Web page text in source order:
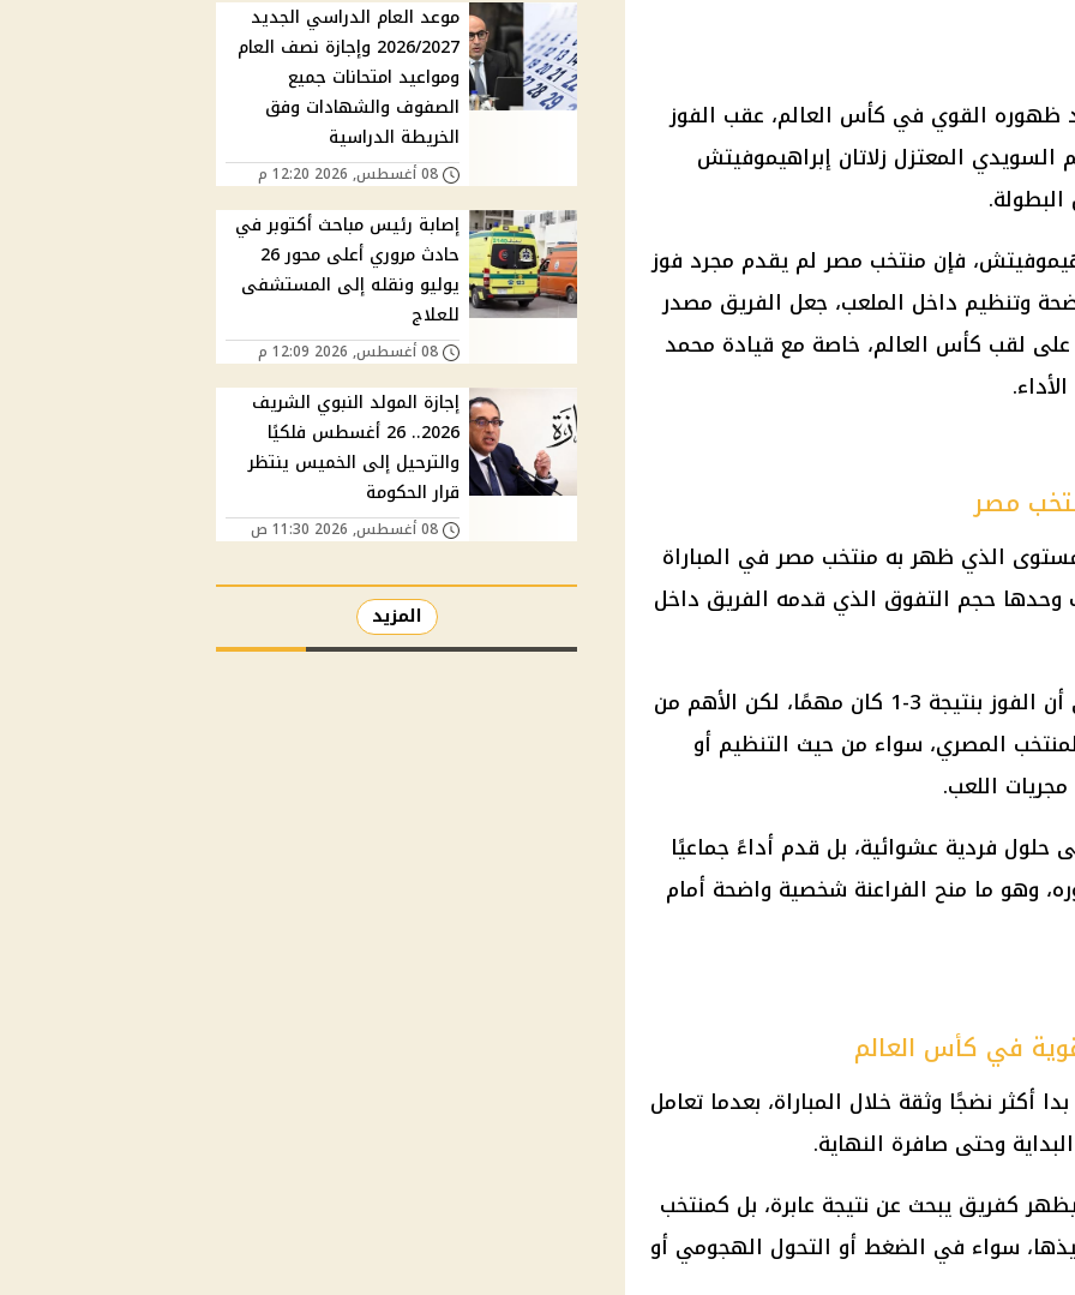
ظهوره القوي في كأس العالم، عقب الفوز
النجم السويدي المعتزل زلاتان إبراهيموفيتش
فإن منتخب مصرلم يقدم مجرد فوز
وتنظيم داخل الملعب، جعل الفريق مصدر
على لقب كأس العالم، خاصة مع قيادة محمد
مصر
الذي ظهر به منتخب مصرفي المباراة
وحدها حجم التفوق الذي قدمه الفريق داخل
وأشار النجم السويدي المعتزل إلى أن الفوز بنتيجة 3-1 كان مهمًا، لكن الأهم من
المصري، سواء من حيث التنظيم أو
اللعب.
حلول فردية عشوائية، بل قدم أداءً جماعيًا
وهو ما منح الفراعنة شخصية واضحة أمام
في كأس العالم
بدا أكثر نضجًا وثقة خلال المباراة، بعدما تعامل
وحتى صافرة النهاية.
كفريق يبحث عن نتيجة عابرة، بل كمنتخب
سواء في الضغط أو التحول الهجومي أو
موعد العام الدراسي الجديد
2026/2027 وإجازة نصف العام
ومواعيد امتحانات جميع
الصفوف والشهادات وفق
الخريطة الدراسية
08 أغسطس, 2026 12:20 م
إصابة رئيس مباحث أكتوبر في
حادث مروري أعلى محور 26
يوليو ونقله إلى المستشفى
للعلاج
08 أغسطس, 2026 12:09 م
إجازة المولد النبوي الشريف
2026.. 26 أغسطس فلكيًا
والترحيل إلى الخميس ينتظر
قرار الحكومة
08 أغسطس, 2026 11:30 ص
المزيد